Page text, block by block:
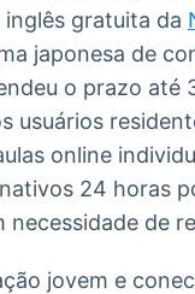
Radar
Monitoramento
inteligente de
conteúdos
Em breve
gratuita da
japonesa de
o prazo até
usuários
online
24 horas
necessidade de
jovem e